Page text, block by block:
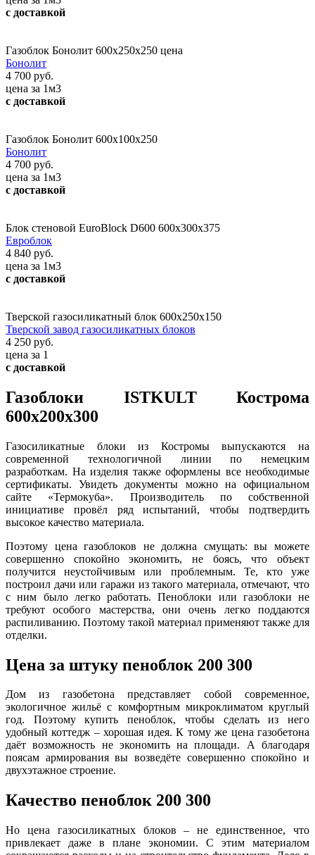
с доставкой
Газоблок Бонолит 600х250х250 цена
Бонолит
4 700 руб.
цена за 1м3
с доставкой
Газоблок Бонолит 600x100x250
Бонолит
4 700 руб.
цена за 1м3
с доставкой
Блок стеновой EuroBlock D600 600x300x375
Евроблок
4 840 руб.
цена за 1м3
с доставкой
Тверской газосиликатный блок 600х250х150
Тверской завод газосиликатных блоков
4 250 руб.
цена за 1
с доставкой
Газоблоки ISTKULT Кострома
600х200х300
Газосиликатные блоки из Костромы выпускаются на
современной технологичной линии по немецким
разработкам. На изделия также оформлены все необходимые
сертификаты. Увидеть документы можно на официальном
сайте «Термокуба». Производитель по собственной
инициативе провёл ряд испытаний, чтобы подтвердить
высокое качество материала.
Поэтому цена газоблоков не должна смущать: вы можете
совершенно спокойно экономить, не боясь, что объект
получится неустойчивым или проблемным. Те, кто уже
построил дачи или гаражи из такого материала, отмечают, что
с ним было легко работать. Пеноблоки или газоблоки не
требуют особого мастерства, они очень легко поддаются
распиливанию. Поэтому такой материал применяют также для
отделки.
Цена за штуку пеноблок 200 300
Дом из газобетона представляет собой современное,
экологичное жильё с комфортным микроклиматом круглый
год. Поэтому купить пеноблок, чтобы сделать из него
удобный коттедж – хорошая идея. К тому же цена газобетона
даёт возможность не экономить на площади. А благодаря
поясам армирования вы возведёте совершенно спокойно и
двухэтажное строение.
Качество пеноблок 200 300
Но цена газосиликатных блоков – не единственное, что
привлекает даже в плане экономии. С этим материалом